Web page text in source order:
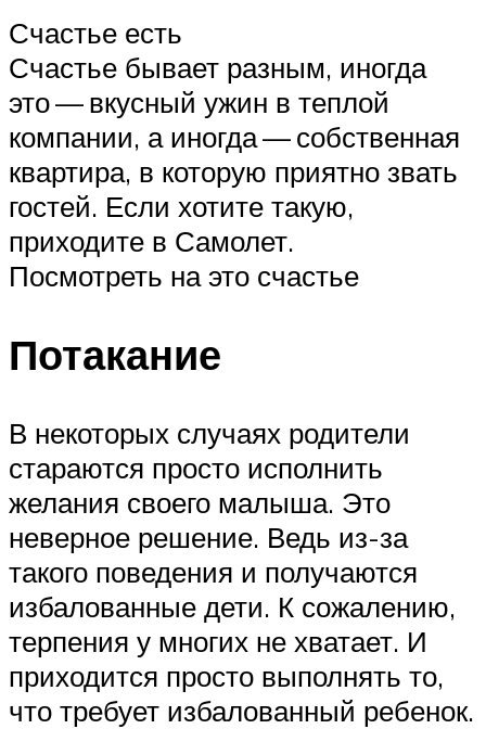
Счастье есть
Счастье бывает разным, иногда
это — вкусный ужин в теплой
компании, а иногда — собственная
квартира, в которую приятно звать
гостей. Если хотите такую,
приходите в Самолет.
Посмотреть на это счастье
Потакание
В некоторых случаях родители
стараются просто исполнить
желания своего малыша. Это
неверное решение. Ведь из-за
такого поведения и получаются
избалованные дети. К сожалению,
терпения у многих не хватает. И
приходится просто выполнять то,
что требует избалованный ребенок.